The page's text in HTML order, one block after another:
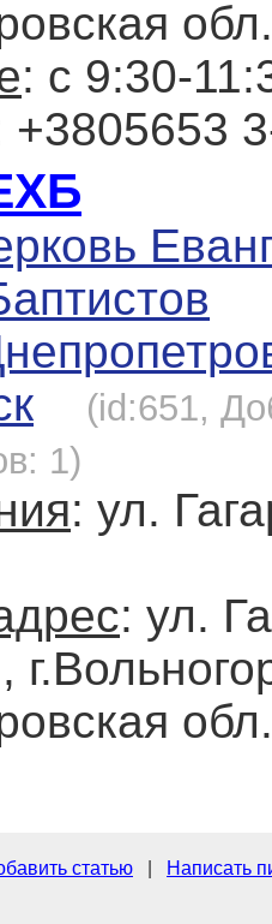
обл.
: с 9:30-
+3805653
(id:651,
1)
: ул.
: ул.
статью
Написать